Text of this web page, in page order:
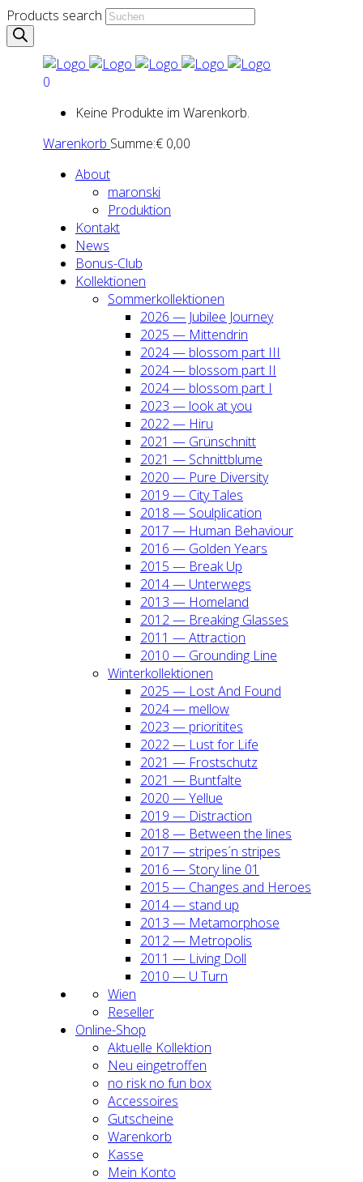
Products search
0
Keine Produkte im Warenkorb.
Warenkorb Summe:€ 0,00
About
maron­ski
Pro­duk­ti­on
Kon­takt
News
Bonus-Club
Kol­lek­tio­nen
Som­mer­kol­lek­tio­nen
2026 — Jubi­lee Jour­ney
2025 — Mit­ten­drin
2024 — blos­som part III
2024 — blos­som part II
2024 — blos­som part I
2023 — look at you
2022 — Hiru
2021 — Grün­schnitt
2021 — Schnitt­blu­me
2020 — Pure Diver­si­ty
2019 — City Tales
2018 — Soul­pli­ca­ti­on
2017 — Human Beha­viour
2016 — Gol­den Years
2015 — Break Up
2014 — Unter­wegs
2013 — Home­land
2012 — Brea­king Glas­ses
2011 — Attrac­tion
2010 — Groun­ding Line
Win­ter­kol­lek­tio­nen
2025 — Lost And Found
2024 — mel­low
2023 — prio­ri­ti­tes
2022 — Lust for Life
2021 — Frost­schutz
2021 — Bunt­fal­te
2020 — Yel­lue
2019 — Dis­trac­tion
2018 — Bet­ween the lines
2017 — stripes´n stripes
2016 — Sto­ry line 01
2015 — Chan­ges and Heroes
2014 — stand up
2013 — Meta­mor­pho­se
2012 — Metro­po­lis
2011 — Living Doll
2010 — U Turn
Wien
Resel­ler
Online-Shop
Aktu­el­le Kol­lek­ti­on
Neu ein­ge­trof­fen
no risk no fun box
Acces­soires
Gut­schei­ne
Waren­korb
Kas­se
Mein Kon­to